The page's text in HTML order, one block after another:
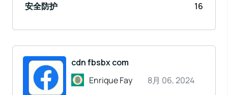
安全防护
16
cdn fbsbx com
Enrique Fay
8月 06, 2024